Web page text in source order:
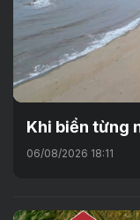
Khi biển từng
06/08/2026 18:11